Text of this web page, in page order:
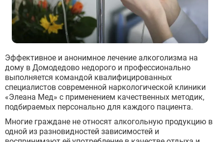
Эффективное и анонимное лечение алкоголизма на
дому в Домодедово недорого и профессионально
выполняется командой квалифицированных
специалистов современной наркологической клиники
«Элеана Мед» с применением качественных методик,
подбираемых персонально для каждого пациента.
Многие граждане не относят алкогольную продукцию в
одной из разновидностей зависимостей и